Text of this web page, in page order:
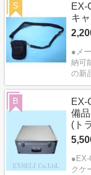
EX-
キ
●メ
納可
の新
S
EX-
備
(ト
●EX-
クケ
B